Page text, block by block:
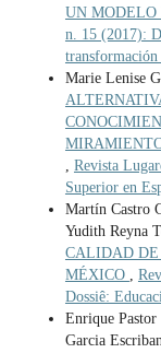
UN
n. 15 (2017):
transformación
Marie Lenise
, Revista
Superior en
Martín Castro
Yudith Reyna
CALIDAD DE
MÉXICO ,
Dossiê:
Enrique Pastor
Garcia